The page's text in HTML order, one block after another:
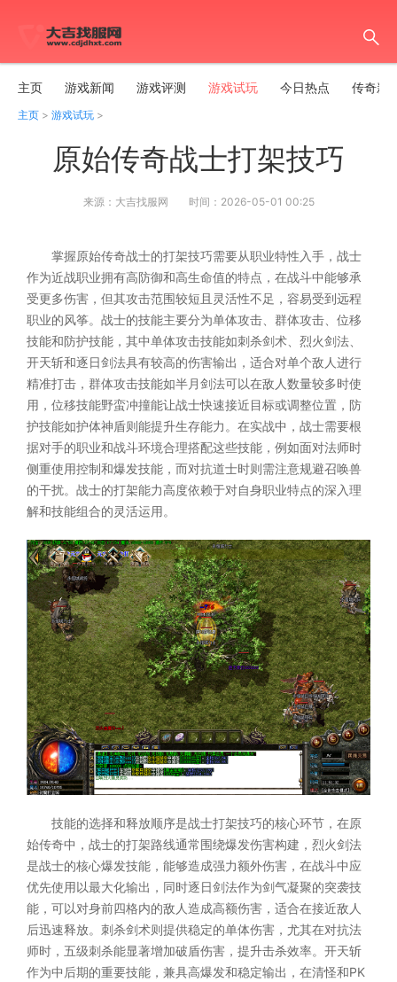
主页 游戏新闻 游戏评测 游戏试玩 今日热点 传奇新
主页 > 游戏试玩 >
原始传奇战士打架技巧
来源：大吉找服网 时间：2026-05-01 00:25
掌握原始传奇战士的打架技巧需要从职业特性入手，战士
作为近战职业拥有高防御和高生命值的特点，在战斗中能够承
受更多伤害，但其攻击范围较短且灵活性不足，容易受到远程
职业的风筝。战士的技能主要分为单体攻击、群体攻击、位移
技能和防护技能，其中单体攻击技能如刺杀剑术、烈火剑法、
开天斩和逐日剑法具有较高的伤害输出，适合对单个敌人进行
精准打击，群体攻击技能如半月剑法可以在敌人数量较多时使
用，位移技能野蛮冲撞能让战士快速接近目标或调整位置，防
护技能如护体神盾则能提升生存能力。在实战中，战士需要根
据对手的职业和战斗环境合理搭配这些技能，例如面对法师时
侧重使用控制和爆发技能，而对抗道士时则需注意规避召唤兽
的干扰。战士的打架能力高度依赖于对自身职业特点的深入理
解和技能组合的灵活运用。
技能的选择和释放顺序是战士打架技巧的核心环节，在原
始传奇中，战士的打架路线通常围绕爆发伤害构建，烈火剑法
是战士的核心爆发技能，能够造成强力额外伤害，在战斗中应
优先使用以最大化输出，同时逐日剑法作为剑气凝聚的突袭技
能，可以对身前四格内的敌人造成高额伤害，适合在接近敌人
后迅速释放。刺杀剑术则提供稳定的单体伤害，尤其在对抗法
师时，五级刺杀能显著增加破盾伤害，提升击杀效率。开天斩
作为中后期的重要技能，兼具高爆发和稳定输出，在清怪和PK